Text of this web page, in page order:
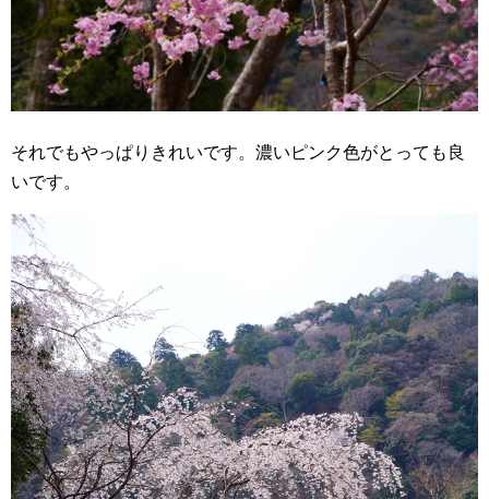
それでもやっぱりきれいです。濃いピンク色がとっても良
いです。